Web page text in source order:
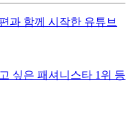
과 함께 시작한 유튜브
싶은 패셔니스타 1위 등